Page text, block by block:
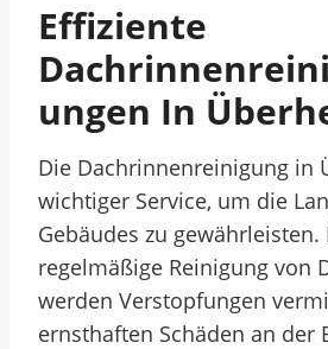
Effiziente
Ungen In
Die Dachrinnenreinigung in
wichtiger Service, um die
Gebäudes zu
regelmäßige Reinigung von
werden Verstopfungen
ernsthaften Schäden an der